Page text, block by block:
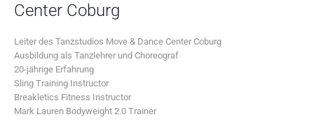
Center Coburg
Leiter des Tanzstudios Move & Dance Center Coburg
Ausbildung als Tanzlehrer und Choreograf
20-jährige Erfahrung
Sling Training Instructor
Breakletics Fitness Instructor
Mark Lauren Bodyweight 2.0 Trainer